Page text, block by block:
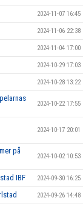
2024-11-07 16:45
2024-11-06 22:38
2024-11-04 17:00
2024-10-29 17:03
2024-10-28 13:22
2024-10-22 17:55
2024-10-17 20:01
på
2024-10-02 10:53
IBF 2024-09-30 16:25
2024-09-26 14:48